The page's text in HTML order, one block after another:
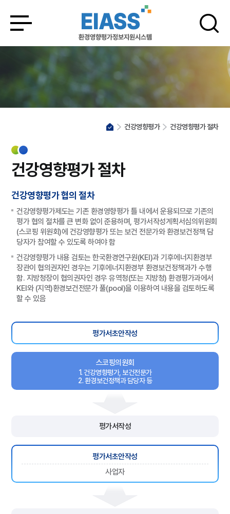
건강영향평가 건강영향평가 절차
건강영향평가 절차
건강영향평가 협의 절차
건강영향평가제도는 기존 환경영향평가 틀 내에서 운용되므로 기존의
평가 협의 절차를 큰 변화 없이 준용하며, 평가서작성계획서심의위원회
(스코핑 위원회)에 건강영향평가 또는 보건 전문가와 환경보건정책 담
당자가 참여할 수 있도록 하여야 함
건강영향평가 내용 검토는 한국환경연구원(KEI)과 기후에너지환경부
장관이 협의권자인 경우는 기후에너지환경부 환경보건정책과가 수행
함. 지방청장이 협의권자인 경우 유역청(또는 지방청) 환경평가과에서
KEI와 (지역)환경보건전문가 풀(pool)을 이용하여 내용을 검토하도록
할 수 있음
평가서초안작성
스코핑의원회
1. 건강영향평가, 보건전문가
2. 환경보건정책과 담당자 등
평가서작성
평가서초안작성
사업자